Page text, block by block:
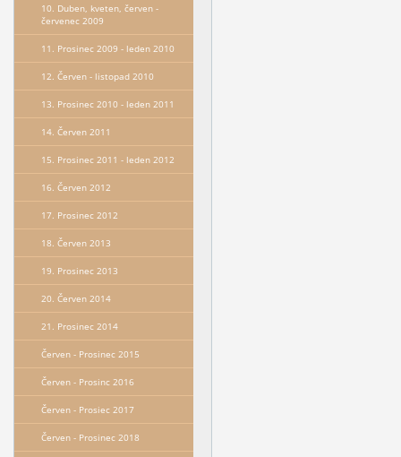
10. Duben, kveten, červen -
červenec 2009
11. Prosinec 2009 - leden 2010
12. Červen - listopad 2010
13. Prosinec 2010 - leden 2011
14. Červen 2011
15. Prosinec 2011 - leden 2012
16. Červen 2012
17. Prosinec 2012
18. Červen 2013
19. Prosinec 2013
20. Červen 2014
21. Prosinec 2014
Červen - Prosinec 2015
Červen - Prosinc 2016
Červen - Prosiec 2017
Červen - Prosinec 2018